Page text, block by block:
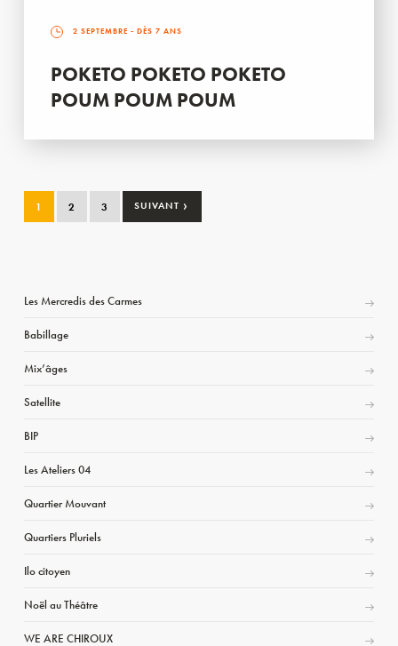
2 SEPTEMBRE - DÈS 7 ANS
POKETO POKETO POKETO
POUM POUM POUM
1 2 3 SUIVANT ›
Les Mercredis des Carmes
Babillage
Mix’âges
Satellite
BIP
Les Ateliers 04
Quartier Mouvant
Quartiers Pluriels
Ilo citoyen
Noël au Théâtre
WE ARE CHIROUX